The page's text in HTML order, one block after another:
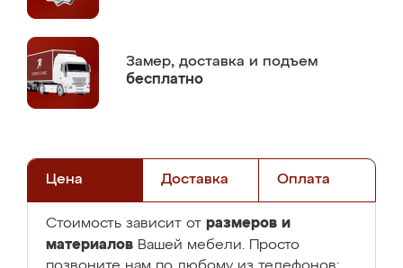
Замер, доставка и подъем
бесплатно
Цена Доставка Оплата
Стоимость зависит от размеров и
материалов Вашей мебели. Просто